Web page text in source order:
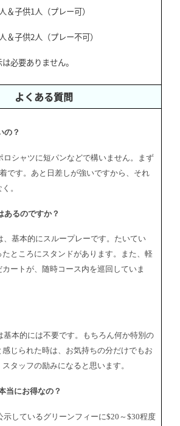
人＆子供1人（プレー可）
人＆子供2人（プレー不可）
必要ありません。
よくある質問
の？
ロシャツに短パンなどで構いません。まず
です。あと日差しが強いですから、それ
。
あるのですか？
、基本的にスループレーです。たいてい
ところにスタンドがあります。また、軽
ートが、随時コース内を巡回していま
基本的には不要です。もちろん何か特別の
じられた時は、お気持ちの分だけでもお
タッフの励みになると思います。
当にお得なの？
示しているグリーンフィーに$20～$30程度